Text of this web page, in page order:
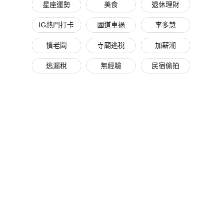
星座運勢 美食 退休理財
IG熱門打卡 國道車禍 李多慧
慣老闆 寺廟逃稅 加薪潮
逃漏稅 無經驗 民宿偷拍